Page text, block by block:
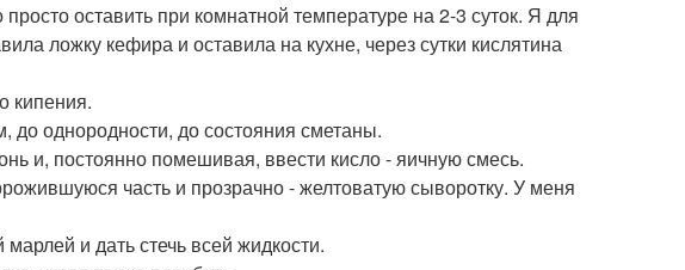
оставить при комнатной температуре на 2-3 суток. Я для
ложку кефира и оставила на кухне, через сутки кислятина
кипения.
до однородности, до состояния сметаны.
и, постоянно помешивая, ввести кисло - яичную смесь.
часть и прозрачно - желтоватую сыворотку. У меня
и дать стечь всей жидкости.